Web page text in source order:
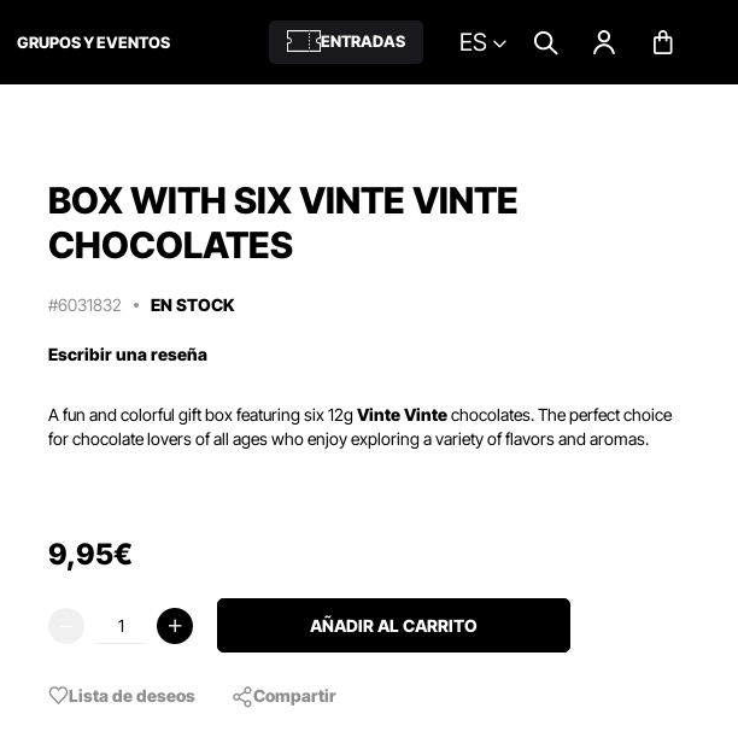
GRUPOS Y EVENTOS ENTRADAS ES
BOX WITH SIX VINTE VINTE
CHOCOLATES
#6031832 EN STOCK
Escribir una reseña
A fun and colorful gift box featuring six 12gVinte Vintechocolates.The perfect choice
for chocolate lovers of all ages who enjoy exploring a variety of flavors and aromas.
9,95€
AÑADIR AL CARRITO
Lista de deseos Compartir